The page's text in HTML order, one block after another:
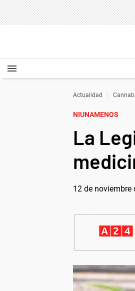
Actualidad
NIUNAMENOS
La
12 de noviembre